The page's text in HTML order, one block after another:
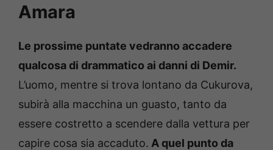
Amara
Le prossime puntate vedranno accadere
qualcosa di drammatico ai danni di Demir.
L’uomo, mentre si trova lontano da Cukurova,
subirà alla macchina un guasto, tanto da
essere costretto a scendere dalla vettura per
capire cosa sia accaduto. A quel punto da